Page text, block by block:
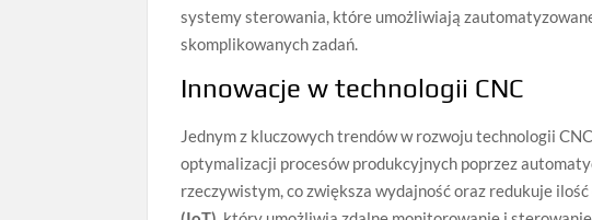
systemy sterowania, które umożliwiają
skomplikowanych zadań.
Innowacje w technologii CNC
Jednym z kluczowych trendów w rozwoju technologii
optymalizacji procesów produkcyjnych poprzez
rzeczywistym, co zwiększa wydajność oraz redukuje